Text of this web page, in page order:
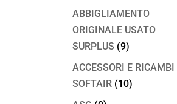
ABBIGLIAMENTO
ORIGINALE USATO
SURPLUS (9)
ACCESSORI E RICAMBI
SOFTAIR (10)